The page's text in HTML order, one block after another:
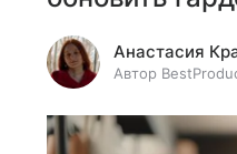
Анастасия
Автор